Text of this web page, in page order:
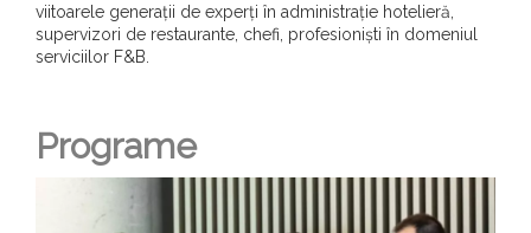
viitoarele generații de experți în administrație hotelieră,
supervizori de restaurante, chefi, profesioniști în domeniul
serviciilor F&B.
Programe